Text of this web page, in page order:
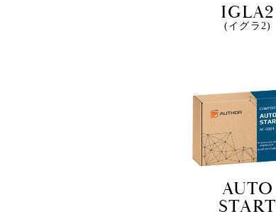
IGLA2
(イグラ2)
AUTO
START